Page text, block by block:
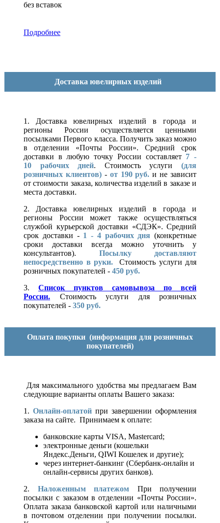
без вставок
Подробнее
Доставка ювелирных изделий
1. Доставка ювелирных изделий в города и
регионы России осуществляется ценными
посылками Первого класса. Получить заказ можно
в отделении «Почты России». Средний срок
доставки в любую точку России составляет 7 -
10 рабочих дней. Стоимость услуги(для
розничных клиентов)- от 190 руб. и не зависит
от стоимости заказа, количества изделий в заказе и
места доставки.
2. Доставка ювелирных изделий в города и
регионы России может также осуществляться
службой курьерской доставки «СДЭК». Средний
срок доставки - 1 - 4 рабочих дня (конкретные
сроки доставки всегда можно уточнить у
консультантов). Посылку доставляют
непосредственно в руки.
Стоимость услуги для
розничных покупателей - 450 руб.
3. Список пунктов самовывоза по всей
России.
Стоимость услуги для розничных
покупателей - 350 руб.
Оплата покупки (информация для розничных
покупателей)
Для максимального удобства мы предлагаем Вам
следующие варианты оплаты Вашего заказа:
1. Онлайн-оплатой при завершении оформления
заказа на сайте. Принимаем к оплате:
банковские карты VISA, Mastercard;
электронные деньги (кошельки
Яндекс.Деньги, QIWI Кошелек и другие);
через интернет-банкинг (Сбербанк-онлайн и
онлайн-сервисы других банков).
2. Наложенным платежом При получении
посылки с заказом в отделении «Почты России».
Оплата заказа банковской картой или наличными
в почтовом отделении при получении посылки.